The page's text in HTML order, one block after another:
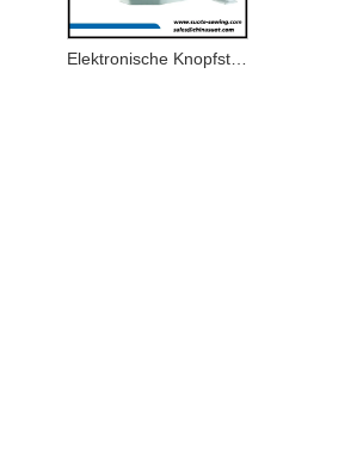
Elektronische Knopfstich-Nähmaschine